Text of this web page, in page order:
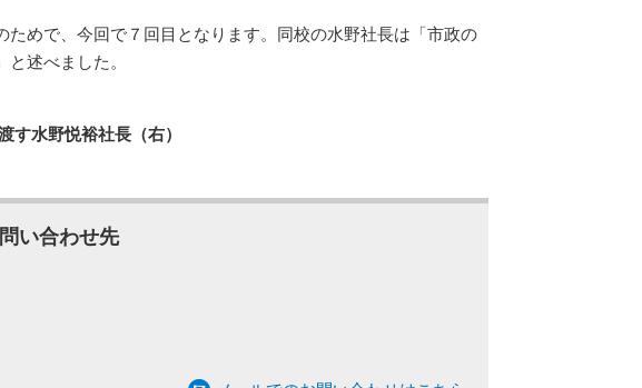
ためで、今回で７回目となります。同校の水野社長は「市政の
述べました。
す水野悦裕社長（右）
い合わせ先